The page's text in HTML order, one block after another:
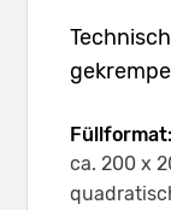
Füllformat:
ca. 200 x